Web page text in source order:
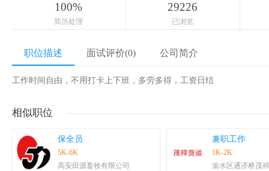
100%
简历处理
29226
已浏览
职位描述 面试评价(0) 公司简介
工作时间自由，不用打卡上下班，多劳多得，工资日结
相似职位
保全员
5K-6K
高安田源畜牧有限公司
兼职工作
1K-2K
渝水区通济桥茂